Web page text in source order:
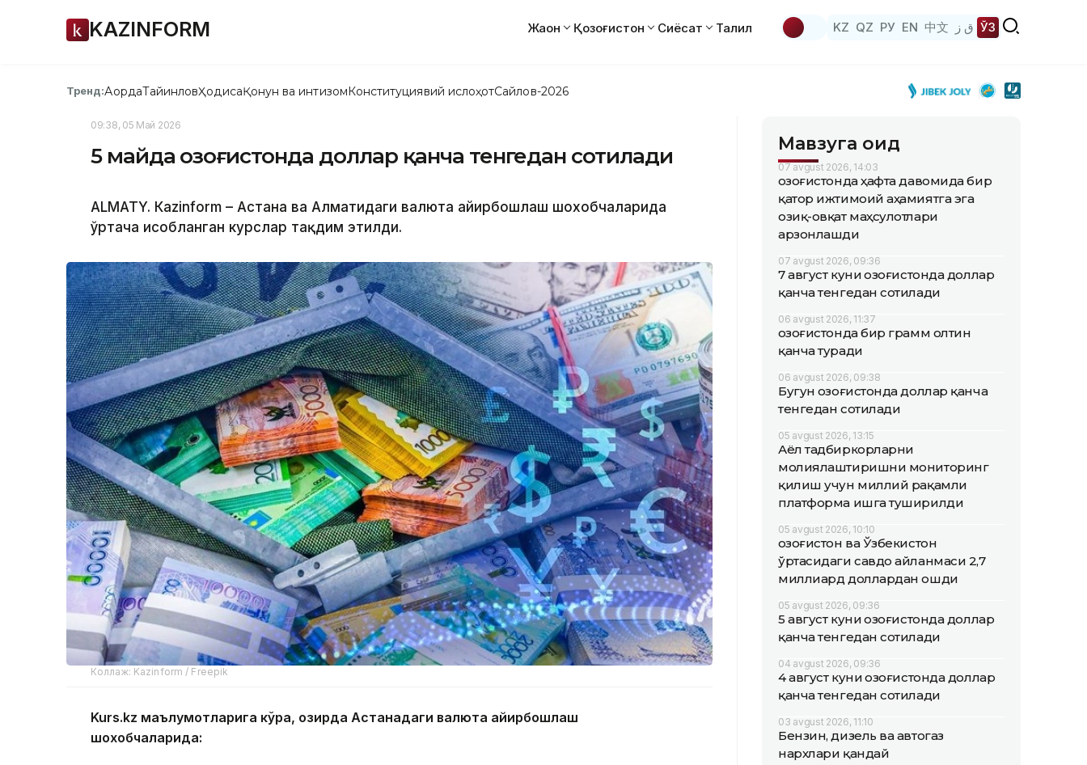
KAZINFORM Жаҳон Қозоғистон Сиёсат Таҳлил KZ QZ РУ EN 中文 ق ز ЎЗ
Тренд:АқордаТайинловҲодисаҚонун ва интизомКонституциявий ислоҳотСайлов-2026
09:38, 05 Май 2026
5 майда Қозоғистонда доллар қанча тенгедан сотилади
ALMATY. Кazinform – Астана ва Алматидаги валюта айирбошлаш шохобчаларида
ўртача ҳисобланган курслар тақдим этилди.
Коллаж: Kazinform / Freepik
Kurs.kz маълумотларига кўра, ҳозирда Астанадаги валюта айирбошлаш
шохобчаларида:
Мавзуга оид
07 avgust 2026, 14:03
Қозоғистонда ҳафта давомида бир
қатор ижтимоий аҳамиятга эга
озиқ-овқат маҳсулотлари
арзонлашди
07 avgust 2026, 09:36
7 август куни Қозоғистонда доллар
қанча тенгедан сотилади
06 avgust 2026, 11:37
Қозоғистонда бир грамм олтин
қанча туради
06 avgust 2026, 09:38
Бугун Қозоғистонда доллар қанча
тенгедан сотилади
05 avgust 2026, 13:15
Аёл тадбиркорларни
молиялаштиришни мониторинг
қилиш учун миллий рақамли
платформа ишга туширилди
05 avgust 2026, 10:10
Қозоғистон ва Ўзбекистон
ўртасидаги савдо айланмаси 2,7
миллиард доллардан ошди
05 avgust 2026, 09:36
5 август куни Қозоғистонда доллар
қанча тенгедан сотилади
04 avgust 2026, 09:36
4 август куни Қозоғистонда доллар
қанча тенгедан сотилади
03 avgust 2026, 11:10
Бензин, дизель ва автогаз
нархлари қандай